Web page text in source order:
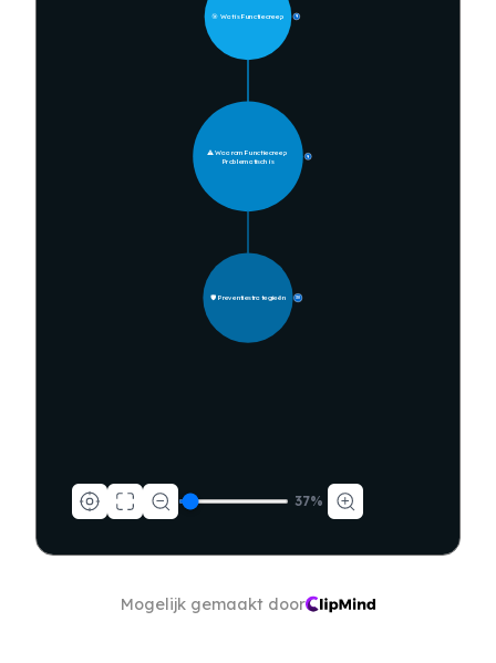
🎯 Wat is Functiecreep 9
⚠️ Waarom Functiecreep
Problematisch is
9
🛡️ Preventiestrategieën 30
37%
Mogelijk gemaakt door